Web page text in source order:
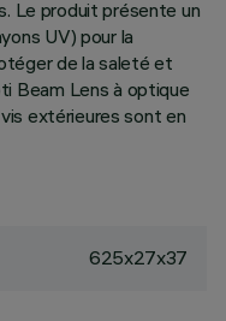
Le produit présente un
UV) pour la
de la saleté et
Beam Lens à optique
extérieures sont en
625x27x37